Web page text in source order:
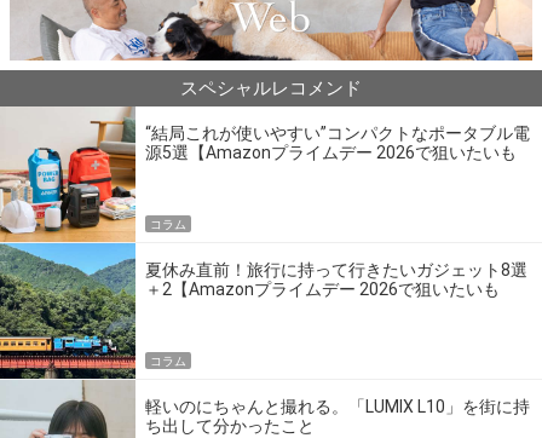
スペシャルレコメンド
“結局これが使いやすい”コンパクトなポータブル電
源5選【Amazonプライムデー 2026で狙いたいも
コラム
夏休み直前！旅行に持って行きたいガジェット8選
＋2【Amazonプライムデー 2026で狙いたいも
コラム
軽いのにちゃんと撮れる。「LUMIX L10」を街に持
ち出して分かったこと